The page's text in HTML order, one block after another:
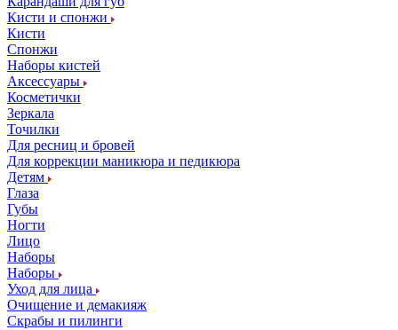
Кисти и спонжи
Кисти
Спонжи
Наборы кистей
Аксессуары
Косметички
Зеркала
Точилки
Для ресниц и бровей
Для коррекции маникюра и педикюра
Детям
Глаза
Губы
Ногти
Лицо
Наборы
Наборы
Уход для лица
Очищение и демакияж
Скрабы и пилинги